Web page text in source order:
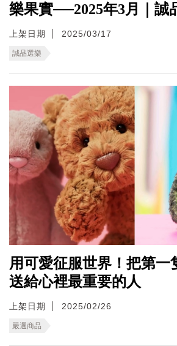
樂果實──2025年3月｜誠
上架日期 2025/03/17
誠品選樂
用可愛征服世界！把第一
送給心裡最重要的人
上架日期 2025/02/26
嚴選商品